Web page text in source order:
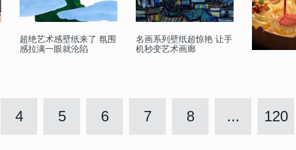
超绝艺术感壁纸来了 氛围
感拉满一眼就沦陷
名画系列壁纸超惊艳 让手
机秒变艺术画廊
4 5 6 7 8 ... 120